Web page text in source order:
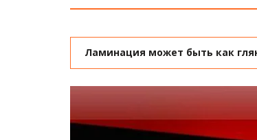
Ламинация может быть как